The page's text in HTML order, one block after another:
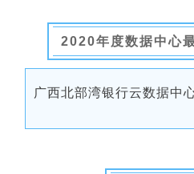
2020年度数据中心
广西北部湾银行云数据中